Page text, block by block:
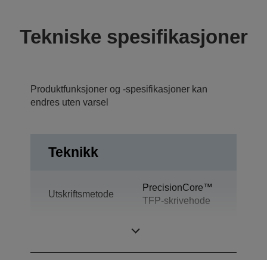
Tekniske spesifikasjoner
Produktfunksjoner og -spesifikasjoner kan
endres uten varsel
Teknikk
Utskriftsmetode
PrecisionCore™
TFP-skrivehode